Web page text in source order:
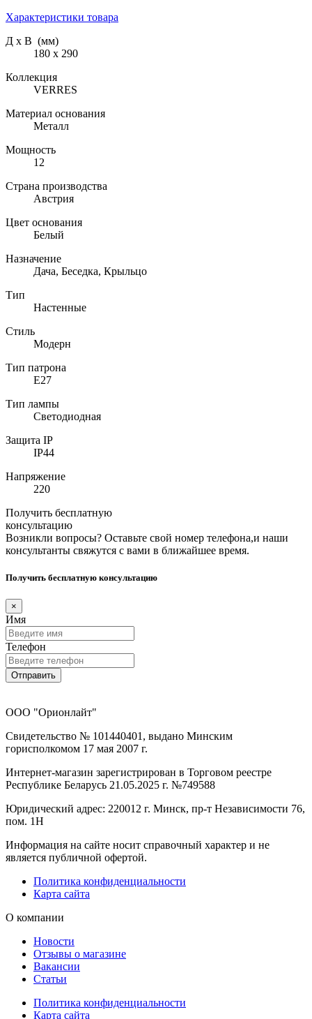
Характеристики товара
Д х В (мм)
180 х 290
Коллекция
VERRES
Материал основания
Металл
Мощность
12
Страна производства
Австрия
Цвет основания
Белый
Назначение
Дача, Беседка, Крыльцо
Тип
Настенные
Стиль
Модерн
Тип патрона
E27
Тип лампы
Светодиодная
Защита IP
IP44
Напряжение
220
Получить бесплатную
консультацию
Возникли вопросы? Оставьте свой номер телефона,и наши
консультанты свяжутся с вами в ближайшее время.
Получить бесплатную консультацию
×
Имя
Телефон
Отправить
ООО "Орионлайт"
Свидетельство № 101440401, выдано Минским
горисполкомом 17 мая 2007 г.
Интернет-магазин зарегистрирован в Торговом реестре
Республике Беларусь 21.05.2025 г. №749588
Юридический адрес: 220012 г. Минск, пр-т Независимости 76,
пом. 1Н
Информация на сайте носит справочный характер и не
является публичной офертой.
Политика конфиденциальности
Карта сайта
О компании
Новости
Отзывы о магазине
Вакансии
Статьи
Политика конфиденциальности
Карта сайта